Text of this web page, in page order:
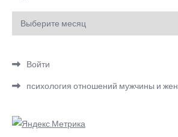
Архивы
Войти
психология отношений мужчины и